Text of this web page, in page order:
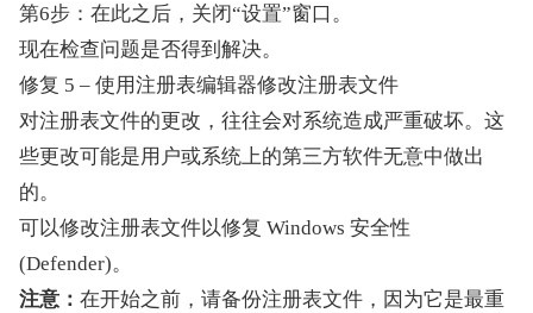
第6步：在此之后，关闭“设置”窗口。
现在检查问题是否得到解决。
修复 5 – 使用注册表编辑器修改注册表文件
对注册表文件的更改，往往会对系统造成严重破坏。这
些更改可能是用户或系统上的第三方软件无意中做出
的。
可以修改注册表文件以修复 Windows 安全性
(Defender)。
注意： 在开始之前，请备份注册表文件，因为它是最重